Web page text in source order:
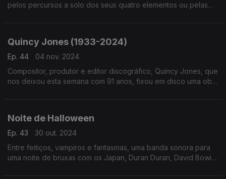
pelos percursos a solo dos seus quatro elementos ou pelas
Quincy Jones (1933-2024)
Ep. 44
04 nov. 2024
Compositor, produtor e editor discográfico, Quincy Jones, que
nos deixou esta semana com 91 anos, fixou em disco uma obra
Noite de Halloween
Ep. 43
30 out. 2024
Entre feitiços, vampiros e fantasmas, uma banda sonora para
uma noite de bruxas com os Japan, Duran Duran, David Bowie,